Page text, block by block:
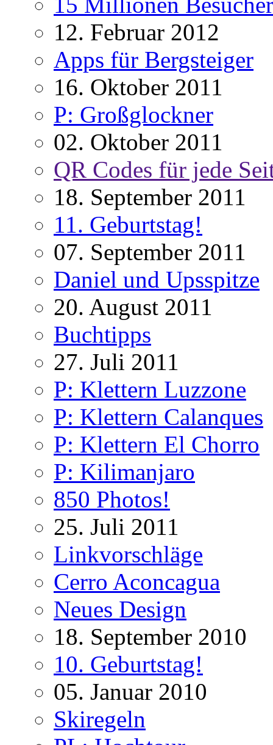
12. Februar 2012
Apps für Bergsteiger
16. Oktober 2011
P: Großglockner
02. Oktober 2011
QR Codes für jede
18. September 2011
11. Geburtstag!
07. September 2011
Daniel und Upsspitze
20. August 2011
Buchtipps
27. Juli 2011
P: Klettern Luzzone
P: Klettern Calanques
P: Klettern El Chorro
P: Kilimanjaro
850 Photos!
25. Juli 2011
Linkvorschläge
Cerro Aconcagua
Neues Design
18. September 2010
10. Geburtstag!
05. Januar 2010
Skiregeln